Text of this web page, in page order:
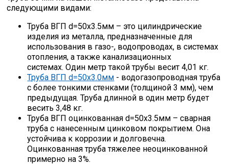
следующими видами:
Труба ВГП d=50х3.5мм – это цилиндрические
изделия из металла, предназначенные для
использования в газо-, водопроводах, в системах
отопления, а также канализационных
системах. Один метр такой трубы весит 4,01 кг.
Труба ВГП d=50х3.0мм - водогазопроводная труба
с более тонкими стенками (толщиной 3 мм), чем
предыдущая. Труба длинной в один метр будет
весить 3,48 кг.
Труба ВГП оцинкованная d=50х3.5мм – сварная
труба с нанесенным цинковом покрытием. Она
устойчива к коррозии и долговечна.
Оцинкованная труба тяжелее неоцинкованной
примерно на 3%.